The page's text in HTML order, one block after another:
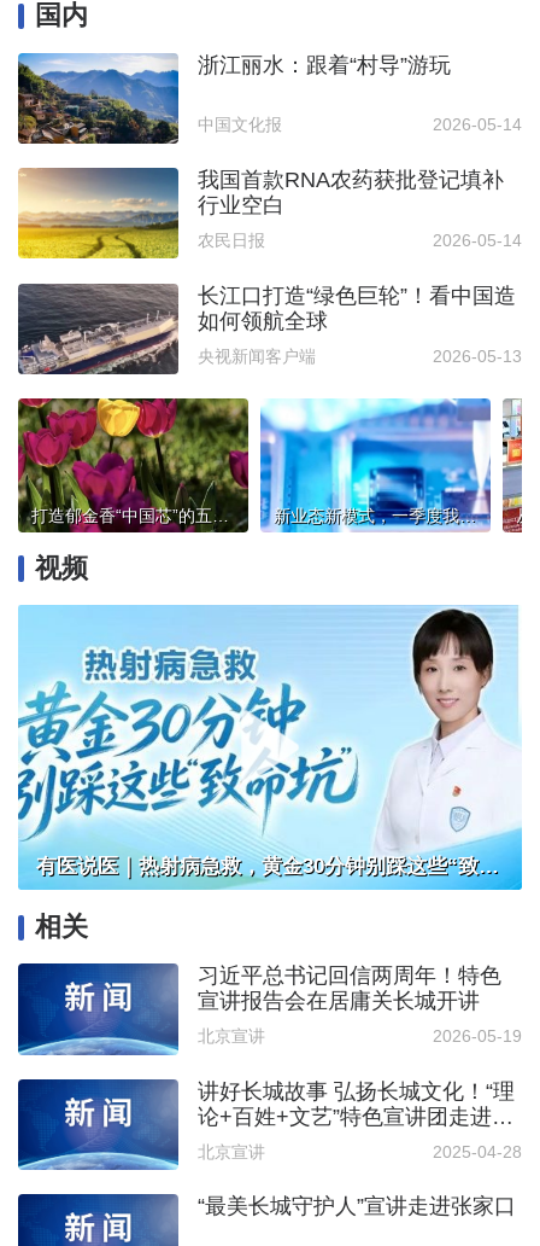
国内
浙江丽水：跟着“村导”游玩
中国文化报 2026-05-14
我国首款RNA农药获批登记填补
行业空白
农民日报 2026-05-14
长江口打造“绿色巨轮”！看中国造
如何领航全球
央视新闻客户端 2026-05-13
打造郁金香“中国芯”的五家渠实践 新业态新模式，一季度我国智能消费设备制造增速明显
视频
有医说医｜热射病急救，黄金30分钟别踩这些“致命坑”
相关
习近平总书记回信两周年！特色
宣讲报告会在居庸关长城开讲
北京宣讲 2026-05-19
讲好长城故事 弘扬长城文化！“理
论+百姓+文艺”特色宣讲团走进怀
柔区
北京宣讲 2025-04-28
“最美长城守护人”宣讲走进张家口